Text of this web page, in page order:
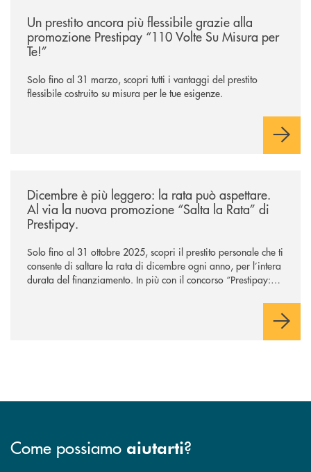
Un prestito ancora più flessibile grazie alla
promozione Prestipay “110 Volte Su Misura per
Te!”
Solo fino al 31 marzo, scopri tutti i vantaggi del prestito
flessibile costruito su misura per le tue esigenze.
Dicembre è più leggero: la rata può aspettare.
Al via la nuova promozione “Salta la Rata” di
Prestipay.
Solo fino al 31 ottobre 2025, scopri il prestito personale che ti
consente di saltare la rata di dicembre ogni anno, per l’intera
durata del finanziamento. In più con il concorso “Prestipay: la
Come possiamo aiutarti?